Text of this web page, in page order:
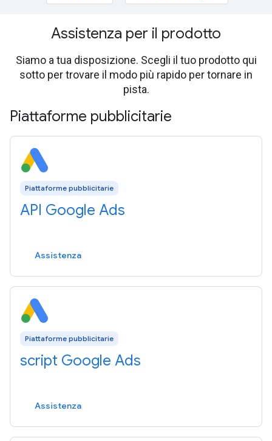
Assistenza per il prodotto
Siamo a tua disposizione. Scegli il tuo prodotto qui
sotto per trovare il modo più rapido per tornare in
pista.
Piattaforme pubblicitarie
Piattaforme pubblicitarie
API Google Ads
Assistenza
Piattaforme pubblicitarie
script Google Ads
Assistenza